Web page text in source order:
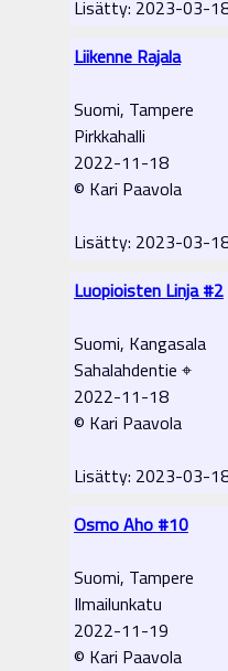
Lisätty: 2023-03-
Liikenne Rajala
Suomi, Tampere
Pirkkahalli
2022-11-18
© Kari Paavola
Lisätty: 2023-03-
Luopioisten Linja #2
Suomi, Kangasala
Sahalahdentie ⌖
2022-11-18
© Kari Paavola
Lisätty: 2023-03-
Osmo Aho #10
Suomi, Tampere
Ilmailunkatu
2022-11-19
© Kari Paavola